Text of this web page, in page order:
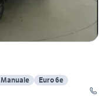
Manuale
Euro 6e